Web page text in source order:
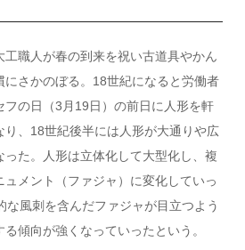
工職人が春の到来を祝い古道具やかん
にさかのぼる。18世紀になると労働者
フの日（3月19日）の前日に人形を軒
り、18世紀後半には人形が大通りや広
た。人形は立体化して大型化し、複
メント（ファジャ）に変化していっ
な風刺を含んだファジャが目立つよう
傾向が強くなっていったという。